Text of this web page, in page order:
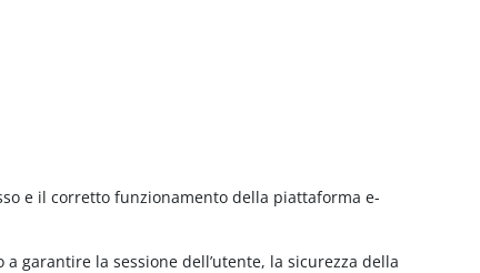
e il corretto funzionamento della piattaforma e-
garantire la sessione dell’utente, la sicurezza della